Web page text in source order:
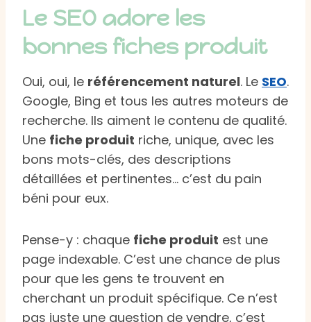
Le SEO adore les
bonnes fiches produit
Oui, oui, le référencement naturel. Le SEO.
Google, Bing et tous les autres moteurs de
recherche. Ils aiment le contenu de qualité.
Une fiche produit riche, unique, avec les
bons mots-clés, des descriptions
détaillées et pertinentes… c’est du pain
béni pour eux.
Pense-y : chaque fiche produit est une
page indexable. C’est une chance de plus
pour que les gens te trouvent en
cherchant un produit spécifique. Ce n’est
pas juste une question de vendre, c’est